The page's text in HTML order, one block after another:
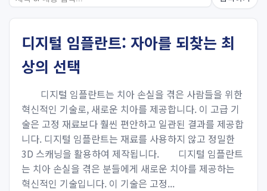
디지털 임플란트: 자아를 되찾는 최
상의 선택
디지털 임플란트는 치아 손실을 겪은 사람들을 위한
혁신적인 기술로, 새로운 치아를 제공합니다. 이 고급 기
술은 고정 재료보다 훨씬 편안하고 일관된 결과를 제공합
니다. 디지털 임플란트는 재료를 사용하지 않고 정밀한
3D 스캐닝을 활용하여 제작됩니다. 디지털 임플란트
는 치아 손실을 겪은 분들에게 새로운 치아를 제공하는
혁신적인 기술입니다. 이 기술은 고정...